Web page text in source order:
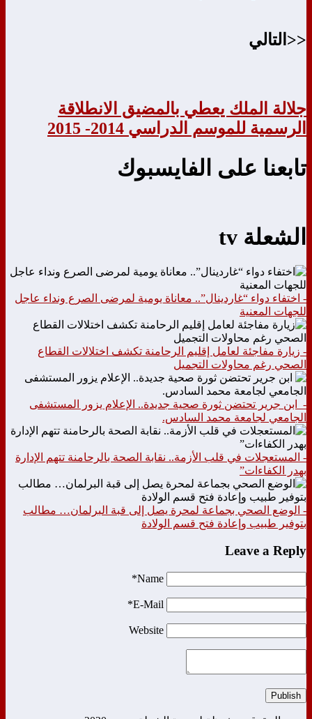
<<التالي
جلالة الملك يعطي بالمضيق الانطلاقة
الرسمية للموسم الدراسي 2014- 2015
تابعنا على الفايسبوك
الشعلة tv
- اختفاء دواء “غاردينال”.. معاناة يومية لمرضى الصرع ونداء عاجل
للجهات المعنية
- زيارة مفاجئة لعامل إقليم الرحامنة تكشف اختلالات القطاع
الصحي رغم محاولات التجميل
- ابن جرير تحتضن ثورة صحية جديدة.. الإعلام يزور المستشفى
الجامعي لجامعة محمد السادس.
- المستعجلات في قلب الأزمة.. نقابة الصحة بالرحامنة تتهم الإدارة
بهدر الكفاءات”
- الوضع الصحي بجماعة لمحرة يصل إلى قبة البرلمان… مطالب
بتوفير طبيب وإعادة فتح قسم الولادة
Leave a Reply
Name*
E-Mail*
Website
Publish